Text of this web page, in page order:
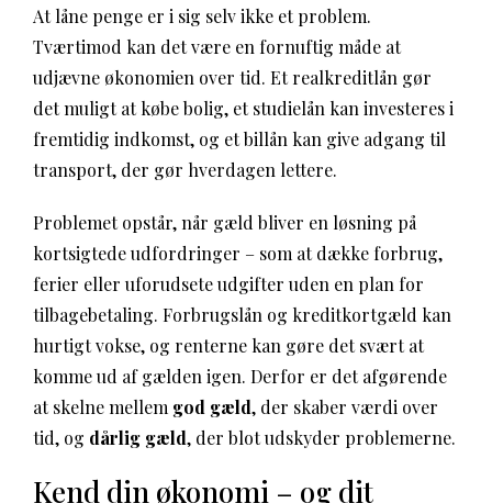
At låne penge er i sig selv ikke et problem.
Tværtimod kan det være en fornuftig måde at
udjævne økonomien over tid. Et realkreditlån gør
det muligt at købe bolig, et studielån kan investeres i
fremtidig indkomst, og et billån kan give adgang til
transport, der gør hverdagen lettere.
Problemet opstår, når gæld bliver en løsning på
kortsigtede udfordringer – som at dække forbrug,
ferier eller uforudsete udgifter uden en plan for
tilbagebetaling. Forbrugslån og kreditkortgæld kan
hurtigt vokse, og renterne kan gøre det svært at
komme ud af gælden igen. Derfor er det afgørende
at skelne mellem god gæld, der skaber værdi over
tid, og dårlig gæld, der blot udskyder problemerne.
Kend din økonomi – og dit